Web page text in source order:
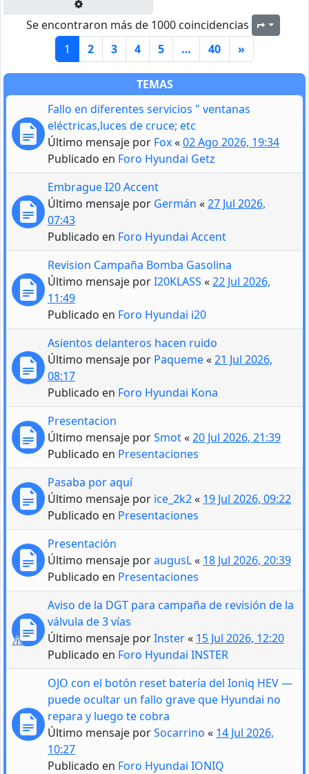
Se encontraron más de 1000 coincidencias Página
1 2 3 4 5 … 40 »
TEMAS
Fallo en diferentes servicios " ventanas
eléctricas,luces de cruce; etc
Último mensaje por Fox«02 Ago 2026, 19:34
Publicado en Foro Hyundai Getz
Embrague I20 Accent
Último mensaje por Germán «27 Jul 2026,
07:43
Publicado en Foro Hyundai Accent
Revision Campaña Bomba Gasolina
Último mensaje porI20KLASS «22 Jul 2026,
11:49
Publicado en Foro Hyundai i20
Asientos delanteros hacen ruido
Último mensaje por Paqueme«21 Jul 2026,
08:17
Publicado en Foro Hyundai Kona
Presentacion
Último mensaje porSmot«20 Jul 2026, 21:39
Publicado en Presentaciones
Pasaba por aquí
Último mensaje por ice_2k2« 19 Jul 2026, 09:22
Publicado en Presentaciones
Presentación
Último mensaje poraugusL« 18 Jul 2026, 20:39
Publicado en Presentaciones
Aviso de la DGT para campaña de revisión de la
válvula de 3 vías
Último mensaje porInster« 15 Jul 2026, 12:20
Publicado en Foro Hyundai INSTER
OJO con el botón reset batería del Ioniq HEV —
puede ocultar un fallo grave que Hyundai no
repara y luego te cobra
Último mensaje porSocarrino « 14 Jul 2026,
10:27
Publicado en Foro Hyundai IONIQ